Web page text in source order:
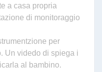
a casa propria
di monitoraggio
per
Un videdo di spiega i
al bambino.